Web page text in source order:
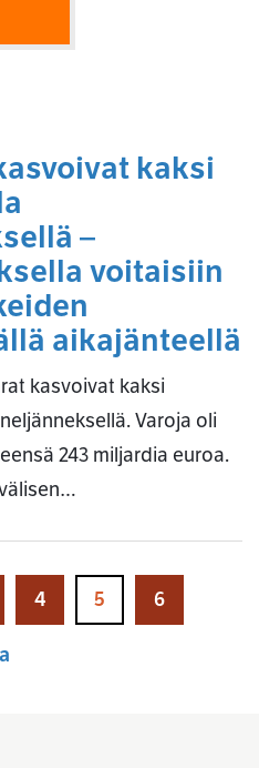
kaksi
–
voitaisiin
aikajänteellä
kasvoivat kaksi
Varoja oli
243 miljardia euroa.
4 5 6